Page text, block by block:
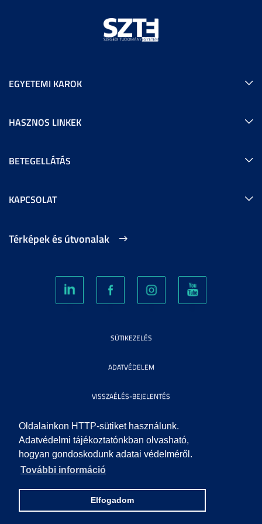
Oldalainkon HTTP-sütiket használunk.
Adatvédelmi tájékoztatónkban olvasható,
hogyan gondoskodunk adatai védelméről.
További információ
Elfogadom
EGYETEMI KAROK
HASZNOS LINKEK
BETEGELLÁTÁS
KAPCSOLAT
Térképek és útvonalak
SÜTIKEZELÉS
ADATVÉDELEM
VISSZAÉLÉS-BEJELENTÉS
KÖZÉRDEKŰ ADATOK
IMPRESSZUM